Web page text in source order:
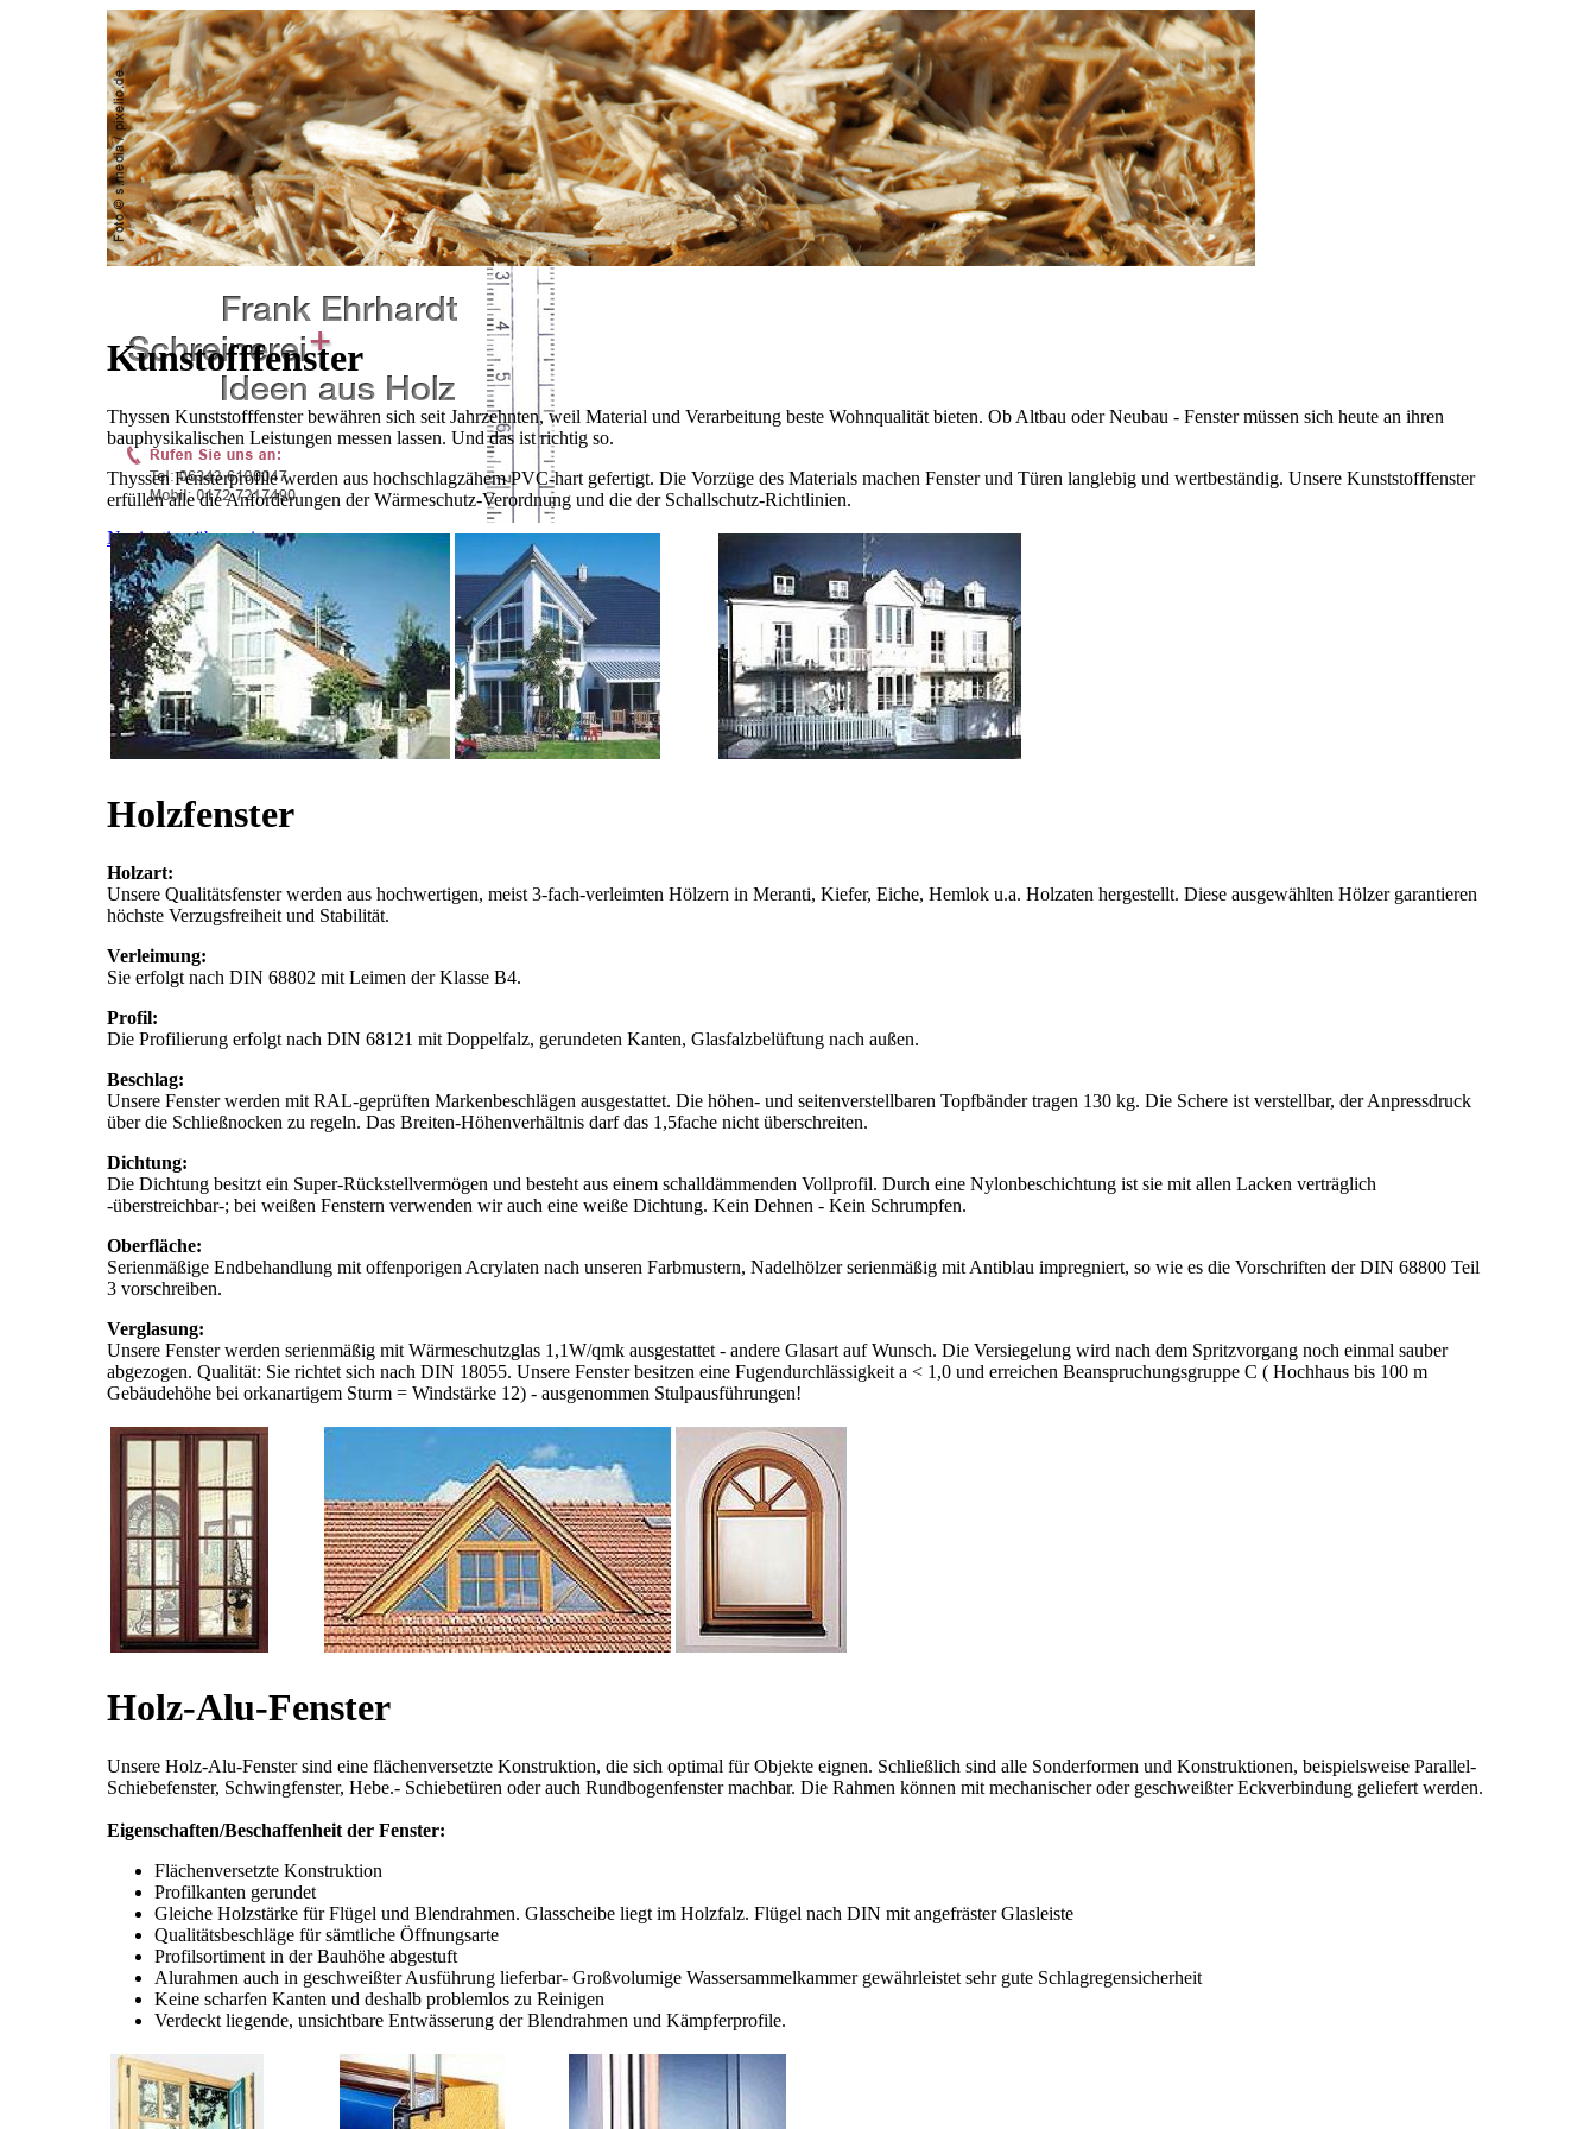
Navigation überspringen
Home
Über uns
Kundendienst
Möbel
Fenster
Türen
Weinstände
Kontakt
Kunstofffenster
Thyssen Kunststofffenster bewähren sich seit Jahrzehnten, weil Material und Verarbeitung beste Wohnqualität bieten. Ob Altbau oder Neubau - Fenster müssen sich heute an ihren
bauphysikalischen Leistungen messen lassen. Und das ist richtig so.
Thyssen Fensterprofile werden aus hochschlagzähem PVC-hart gefertigt. Die Vorzüge des Materials machen Fenster und Türen langlebig und wertbeständig. Unsere Kunststofffenster
erfüllen alle die Anforderungen der Wärmeschutz-Verordnung und die der Schallschutz-Richtlinien.
Holzfenster
Holzart:
Unsere Qualitätsfenster werden aus hochwertigen, meist 3-fach-verleimten Hölzern in Meranti, Kiefer, Eiche, Hemlok u.a. Holzaten hergestellt. Diese ausgewählten Hölzer garantieren
höchste Verzugsfreiheit und Stabilität.
Verleimung:
Sie erfolgt nach DIN 68802 mit Leimen der Klasse B4.
Profil:
Die Profilierung erfolgt nach DIN 68121 mit Doppelfalz, gerundeten Kanten, Glasfalzbelüftung nach außen.
Beschlag:
Unsere Fenster werden mit RAL-geprüften Markenbeschlägen ausgestattet. Die höhen- und seitenverstellbaren Topfbänder tragen 130 kg. Die Schere ist verstellbar, der Anpressdruck
über die Schließnocken zu regeln. Das Breiten-Höhenverhältnis darf das 1,5fache nicht überschreiten.
Dichtung:
Die Dichtung besitzt ein Super-Rückstellvermögen und besteht aus einem schalldämmenden Vollprofil. Durch eine Nylonbeschichtung ist sie mit allen Lacken verträglich
-überstreichbar-; bei weißen Fenstern verwenden wir auch eine weiße Dichtung. Kein Dehnen - Kein Schrumpfen.
Oberfläche:
Serienmäßige Endbehandlung mit offenporigen Acrylaten nach unseren Farbmustern, Nadelhölzer serienmäßig mit Antiblau impregniert, so wie es die Vorschriften der DIN 68800 Teil
3 vorschreiben.
Verglasung:
Unsere Fenster werden serienmäßig mit Wärmeschutzglas 1,1W/qmk ausgestattet - andere Glasart auf Wunsch. Die Versiegelung wird nach dem Spritzvorgang noch einmal sauber
abgezogen. Qualität: Sie richtet sich nach DIN 18055. Unsere Fenster besitzen eine Fugendurchlässigkeit a < 1,0 und erreichen Beanspruchungsgruppe C ( Hochhaus bis 100 m
Gebäudehöhe bei orkanartigem Sturm = Windstärke 12) - ausgenommen Stulpausführungen!
Holz-Alu-Fenster
Unsere Holz-Alu-Fenster sind eine flächenversetzte Konstruktion, die sich optimal für Objekte eignen. Schließlich sind alle Sonderformen und Konstruktionen, beispielsweise Parallel-
Schiebefenster, Schwingfenster, Hebe.- Schiebetüren oder auch Rundbogenfenster machbar. Die Rahmen können mit mechanischer oder geschweißter Eckverbindung geliefert werden.
Eigenschaften/Beschaffenheit der Fenster:
Flächenversetzte Konstruktion
Profilkanten gerundet
Gleiche Holzstärke für Flügel und Blendrahmen. Glasscheibe liegt im Holzfalz. Flügel nach DIN mit angefräster Glasleiste
Qualitätsbeschläge für sämtliche Öffnungsarte
Profilsortiment in der Bauhöhe abgestuft
Alurahmen auch in geschweißter Ausführung lieferbar- Großvolumige Wassersammelkammer gewährleistet sehr gute Schlagregensicherheit
Keine scharfen Kanten und deshalb problemlos zu Reinigen
Verdeckt liegende, unsichtbare Entwässerung der Blendrahmen und Kämpferprofile.